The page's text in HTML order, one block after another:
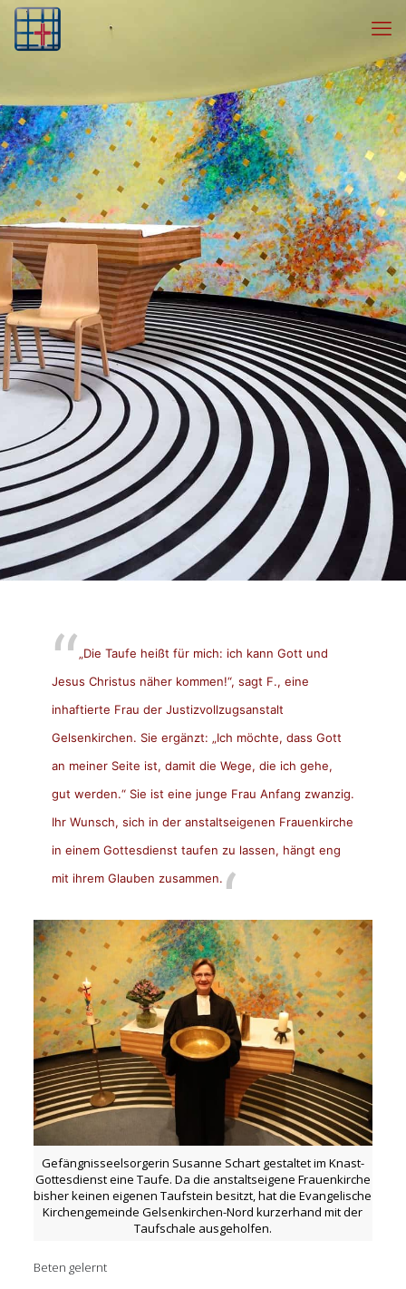
„Die Taufe heißt für mich: ich kann Gott und
Jesus Christus näher kommen!“, sagt F., eine
inhaftierte Frau der Justizvollzugsanstalt
Gelsenkirchen. Sie ergänzt: „Ich möchte, dass Gott
an meiner Seite ist, damit die Wege, die ich gehe,
gut werden.“ Sie ist eine junge Frau Anfang zwanzig.
Ihr Wunsch, sich in der anstaltseigenen Frauenkirche
in einem Gottesdienst taufen zu lassen, hängt eng
mit ihrem Glauben zusammen.
Gefängnisseelsorgerin Susanne Schart gestaltet im Knast-
Gottesdienst eine Taufe. Da die anstaltseigene Frauenkirche
bisher keinen eigenen Taufstein besitzt, hat die Evangelische
Kirchengemeinde Gelsenkirchen-Nord kurzerhand mit der
Taufschale ausgeholfen.
Beten gelernt